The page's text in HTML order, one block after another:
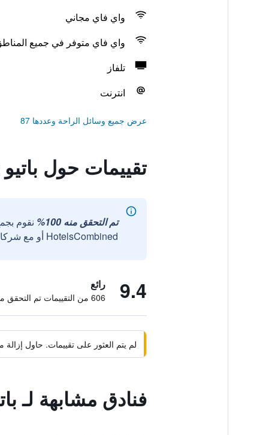
واي فاي مجاني
واي فاي متوفر في جميع
تلفاز
انترنت
عرض جميع وسائل الراحة وعددها 87
تقييمات حول
تم التحقق منه 100%
نقوم
HotelsCombined أو مع شركائنا الخارجيين الموثوقين.
9.4 رائع
606 من التقييمات تم التحقق منها
لم يتم العثور على تقييمات. حاول
فنادق مشابهة لـ